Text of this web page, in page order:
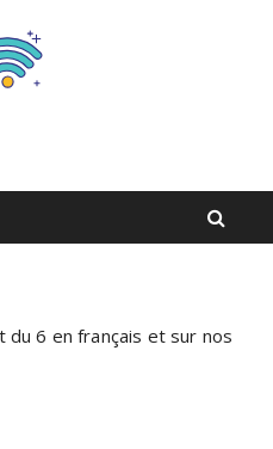
6 en français et sur nos